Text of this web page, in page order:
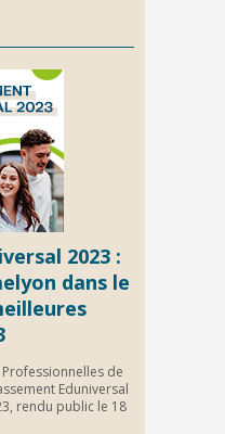
2023 :
dans le
Professionnelles de
Eduniversal
rendu public le 18